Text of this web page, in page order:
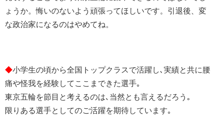
ょうか。悔いのないよう頑張ってほしいです。引退後、変
な政治家になるのはやめてね。
◆小学生の頃から全国トップクラスで活躍し､実績と共に腰
痛や怪我を経験してここまできた選手｡
東京五輪を節目と考えるのは､当然とも言えるだろう｡
限りある選手としてのご活躍を期待しています｡